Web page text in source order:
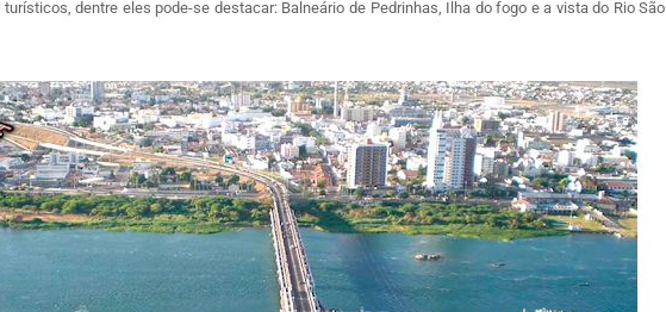
dentre eles pode-se destacar: Balneário de Pedrinhas, Ilha do fogo e a vista do Rio São